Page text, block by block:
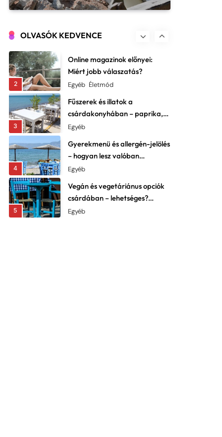
OLVASÓK KEDVENCE
lenyomatok
praktikusak is legyenek
2
Online magazinok előnyei:
Miért jobb válaszatás?
Egyéb Életmód
3
Fűszerek és illatok a
csárdakonyhában – paprika,
kömény, fokhagyma: a
Egyéb
4
Gyerekmenü és allergén-jelölés
– hogyan lesz valóban
családbarát a kínálat?
Egyéb
5
Vegán és vegetáriánus opciók
csárdában – lehetséges?
Példák és kreatív fogások
Egyéb